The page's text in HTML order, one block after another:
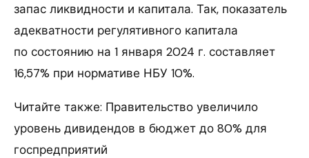
запас ликвидности и капитала. Так, показатель
адекватности регулятивного капитала
по состоянию на 1 января 2024 г. составляет
16,57% при нормативе НБУ 10%.
Читайте также: Правительство увеличило
уровень дивидендов в бюджет до 80% для
госпредприятий